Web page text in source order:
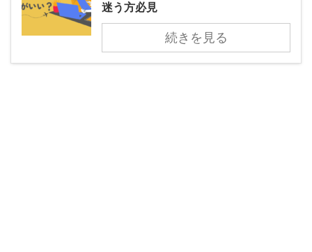
迷う方必見
続きを見る